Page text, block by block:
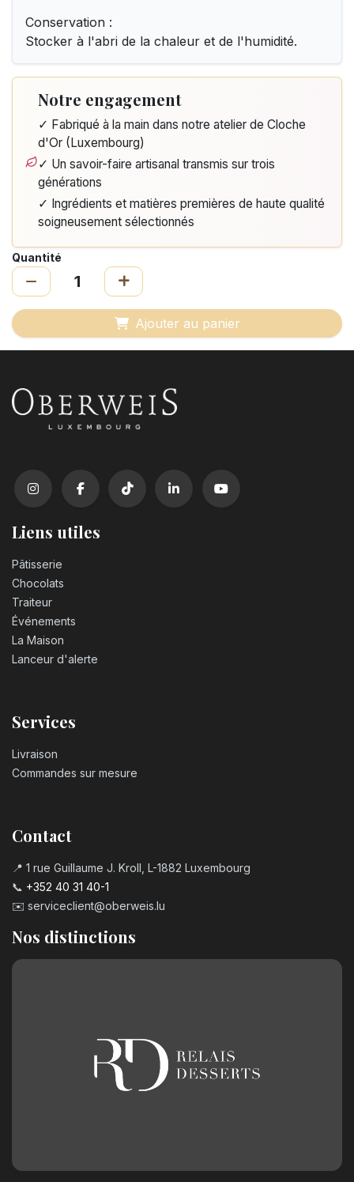
Conservation :
Stocker à l'abri de la chaleur et de l'humidité.
Notre engagement
✓ Fabriqué à la main dans notre atelier de Cloche
d'Or (Luxembourg)
✓ Un savoir-faire artisanal transmis sur trois
générations
✓ Ingrédients et matières premières de haute qualité
soigneusement sélectionnés
Quantité
Ajouter au panier
Liens utiles
Pâtisserie
Chocolats
Traiteur
Événements
La Maison
Lanceur d'alerte
Services
Livraison
Commandes sur mesure
Contact
📍 1 rue Guillaume J. Kroll, L-1882 Luxembourg
📞 +352 40 31 40-1
✉️ serviceclient@oberweis.lu
Nos distinctions